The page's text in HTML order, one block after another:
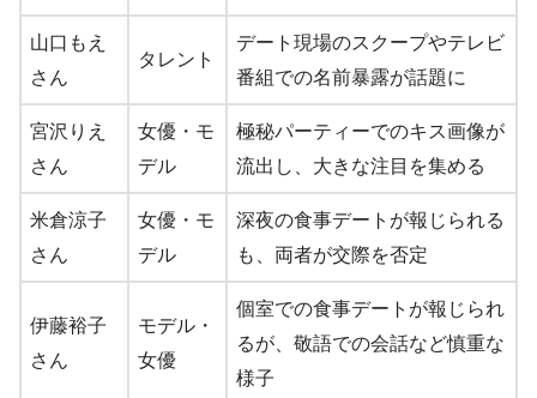
山口もえ
さん
タレント
デート現場のスクープやテレビ
番組での名前暴露が話題に
宮沢りえ
さん
女優・モ
デル
極秘パーティーでのキス画像が
流出し、大きな注目を集める
米倉涼子
さん
女優・モ
デル
深夜の食事デートが報じられる
も、両者が交際を否定
伊藤裕子
さん
モデル・
女優
個室での食事デートが報じられ
るが、敬語での会話など慎重な
様子